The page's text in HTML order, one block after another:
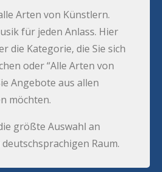
Arten von Künstlern.
für jeden Anlass. Hier
die Kategorie, die Sie sich
oder “Alle Arten von
Angebote aus allen
möchten.
größte Auswahl an
Raum.